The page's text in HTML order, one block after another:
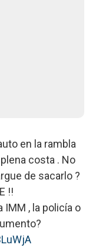
en la rambla
costa . No
de sacarlo ?
!!
IMM , la policía o